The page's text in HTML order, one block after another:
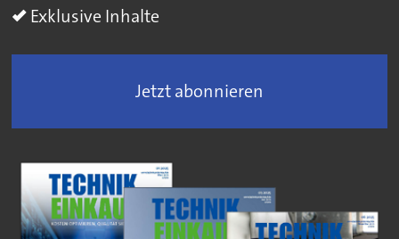
Exklusive Inhalte
Jetzt abonnieren